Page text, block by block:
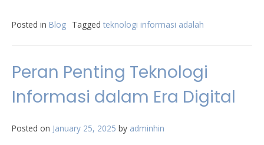
Posted in Blog Tagged teknologi informasi adalah
Peran Penting Teknologi
Informasi dalam Era Digital
Posted on January 25, 2025 by adminhin